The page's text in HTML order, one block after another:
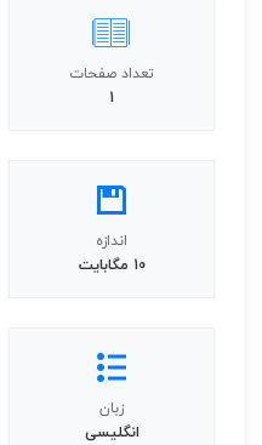
تعداد صفحات
1
اندازه
10 مگابایت
زبان
انگلیسی